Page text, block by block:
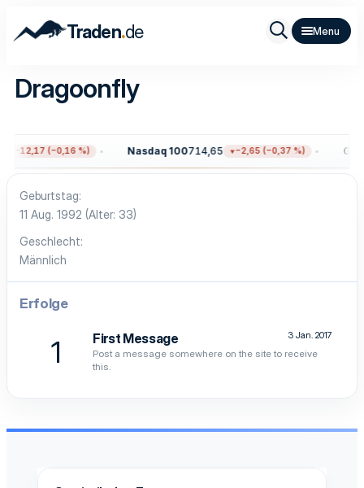
Traden.de
Dragoonfly
−12,17 (−0,16 %) Nasdaq 100714,65 −2,65 (−0,37 %) Gold
Geburtstag
11 Aug. 1992 (Alter: 33)
Geschlecht
Männlich
Erfolge
1 3 Jan. 2017
First Message
Post a message somewhere on the site to receive
this.